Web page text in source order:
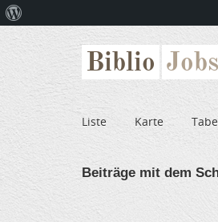
Biblio Jobs
Liste Karte
Beiträge mit dem
WordPress